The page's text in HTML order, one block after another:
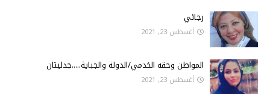
رجائي
أغسطس 23, 2021
المواطن وحقه الخدمي/الدولة والجباية.....جدليتان
أغسطس 23, 2021